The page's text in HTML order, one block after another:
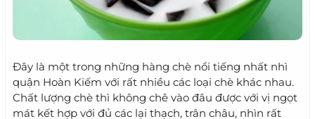
Đây là một trong những hàng chè nổi tiếng nhất nhì
quận Hoàn Kiếm với rất nhiều các loại chè khác nhau.
Chất lượng chè thì không chê vào đâu được với vị ngọt
mát kết hợp với đủ các lại thạch, trân châu, nhìn rất